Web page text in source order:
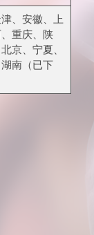
、安徽、上
重庆、陕
京、宁夏、
南（已下